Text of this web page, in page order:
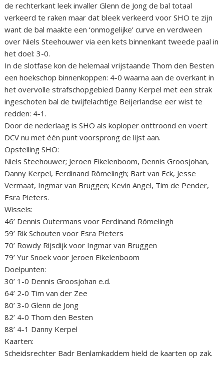
de rechterkant leek invaller Glenn de Jong de bal totaal
verkeerd te raken maar dat bleek verkeerd voor SHO te zijn
want de bal maakte een ‘onmogelijke’ curve en verdween
over Niels Steehouwer via een kets binnenkant tweede paal in
het doel: 3-0.
In de slotfase kon de helemaal vrijstaande Thom den Besten
een hoekschop binnenkoppen: 4-0 waarna aan de overkant in
het overvolle strafschopgebied Danny Kerpel met een strak
ingeschoten bal de twijfelachtige Beijerlandse eer wist te
redden: 4-1.
Door de nederlaag is SHO als koploper onttroond en voert
DCV nu met één punt voorsprong de lijst aan.
Opstelling SHO:
Niels Steehouwer; Jeroen Eikelenboom, Dennis Groosjohan,
Danny Kerpel, Ferdinand Römelingh; Bart van Eck, Jesse
Vermaat, Ingmar van Bruggen; Kevin Angel, Tim de Pender,
Esra Pieters.
Wissels:
46’ Dennis Outermans voor Ferdinand Römelingh
59’ Rik Schouten voor Esra Pieters
70’ Rowdy Rijsdijk voor Ingmar van Bruggen
79’ Yur Snoek voor Jeroen Eikelenboom
Doelpunten:
30’ 1-0 Dennis Groosjohan e.d.
64’ 2-0 Tim van der Zee
80’ 3-0 Glenn de Jong
82’ 4-0 Thom den Besten
88’ 4-1 Danny Kerpel
Kaarten:
Scheidsrechter Badr Benlamkaddem hield de kaarten op zak.